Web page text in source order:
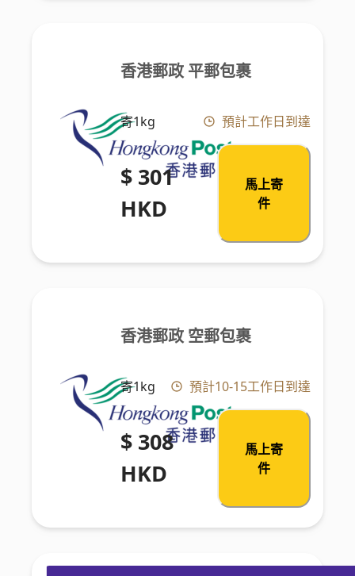
香港郵政 平郵包裹
寄1kg 預計工作日到達
$ 301
HKD
馬上寄
件
香港郵政 空郵包裹
寄1kg 預計10-15工作日到達
$ 308
HKD
馬上寄
件